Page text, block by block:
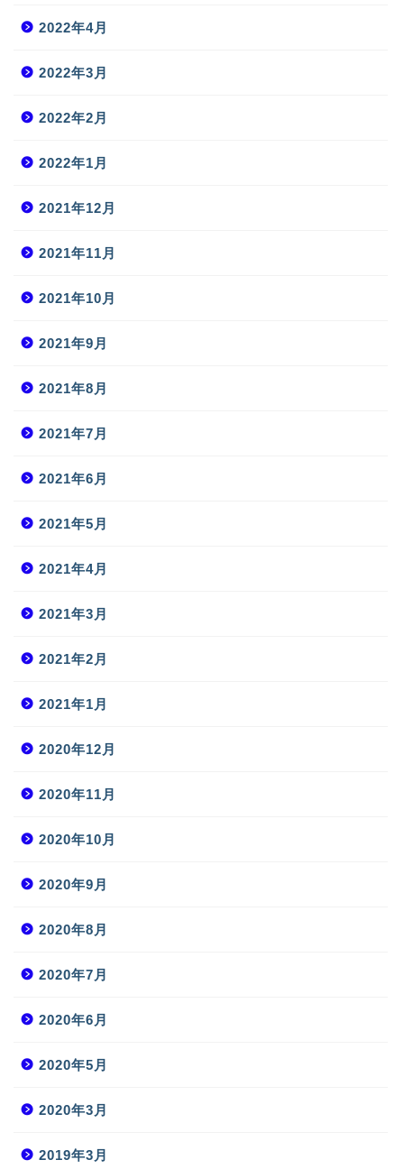
2022年4月
2022年3月
2022年2月
2022年1月
2021年12月
2021年11月
2021年10月
2021年9月
2021年8月
2021年7月
2021年6月
2021年5月
2021年4月
2021年3月
2021年2月
2021年1月
2020年12月
2020年11月
2020年10月
2020年9月
2020年8月
2020年7月
2020年6月
2020年5月
2020年3月
2019年3月